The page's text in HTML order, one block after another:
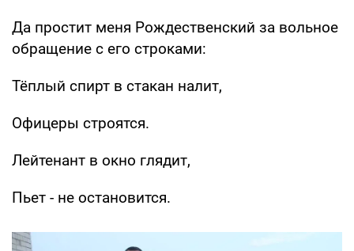
Да простит меня Рождественский за вольное
обращение с его строками:
Тёплый спирт в стакан налит,
Офицеры строятся.
Лейтенант в окно глядит,
Пьет - не остановится.